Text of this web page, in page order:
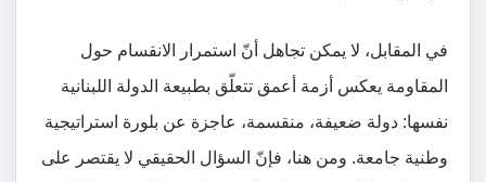
في المقابل، لا يمكن تجاهل أنّ استمرار الانقسام حول
المقاومة يعكس أزمة أعمق تتعلّق بطبيعة الدولة اللبنانية
نفسها: دولة ضعيفة، منقسمة، عاجزة عن بلورة استراتيجية
وطنية جامعة. ومن هنا، فإنّ السؤال الحقيقي لا يقتصر على